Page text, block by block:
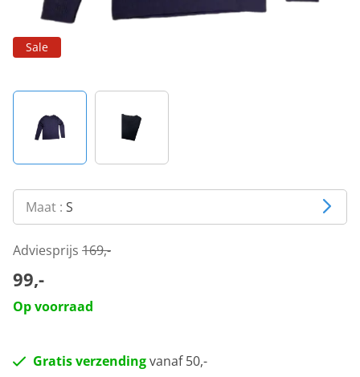
Sale
Maat : S
Adviesprijs 169,-
99,-
Op voorraad
Gratis verzendingvanaf 50,-